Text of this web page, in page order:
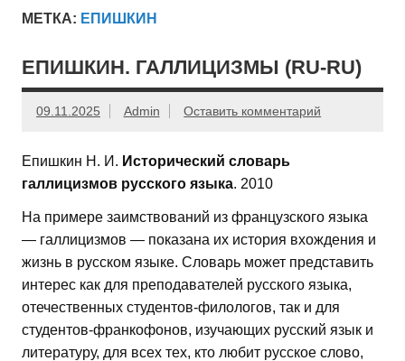
МЕТКА: ЕПИШКИН
ЕПИШКИН. ГАЛЛИЦИЗМЫ (RU-RU)
09.11.2025 Admin Оставить комментарий
Епишкин Н. И. Исторический словарь
галлицизмов русского языка. 2010
На примере заимствований из французского языка
— галлицизмов — показана их история вхождения и
жизнь в русском языке. Словарь может представить
интерес как для преподавателей русского языка,
отечественных студентов-филологов, так и для
студентов-франкофонов, изучающих русский язык и
литературу, для всех тех, кто любит русское слово,